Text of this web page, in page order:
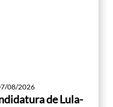
08/2026
de Lula-